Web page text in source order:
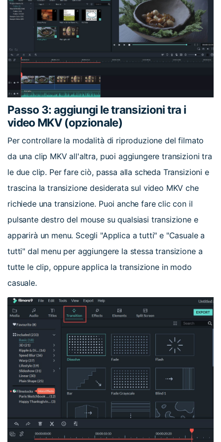
Passo 3: aggiungi le transizioni tra i
video MKV (opzionale)
Per controllare la modalità di riproduzione del filmato
da una clip MKV all'altra, puoi aggiungere transizioni tra
le due clip. Per fare ciò, passa alla scheda Transizioni e
trascina la transizione desiderata sul video MKV che
richiede una transizione. Puoi anche fare clic con il
pulsante destro del mouse su qualsiasi transizione e
apparirà un menu. Scegli "Applica a tutti" e "Casuale a
tutti" dal menu per aggiungere la stessa transizione a
tutte le clip, oppure applica la transizione in modo
casuale.